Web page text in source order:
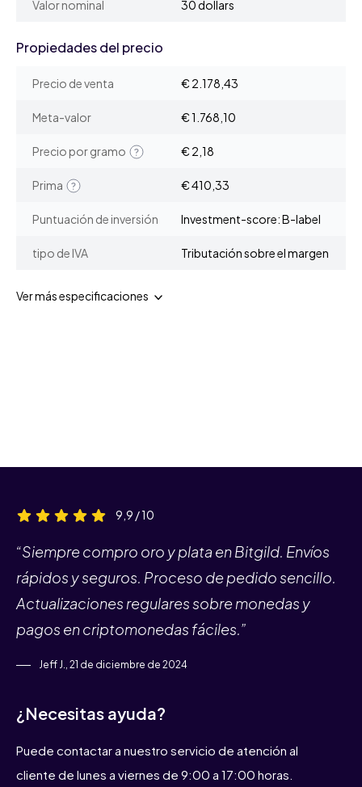
Valor nominal 30 dollars
Propiedades del precio
Precio de venta € 2.178,43
Meta-valor € 1.768,10
Precio por gramo € 2,18
Prima € 410,33
Puntuación de inversión Investment-score: B-label
tipo de IVA Tributación sobre el margen
Ver más especificaciones
9,9 / 10
“Siempre compro oro y plata en Bitgild. Envíos
rápidos y seguros. Proceso de pedido sencillo.
Actualizaciones regulares sobre monedas y
pagos en criptomonedas fáciles.”
Jeff J., 21 de diciembre de 2024
¿Necesitas ayuda?
Puede contactar a nuestro servicio de atención al
cliente de lunes a viernes de 9:00 a 17:00 horas.